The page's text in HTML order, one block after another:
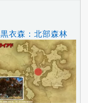
黒衣森：北部森林